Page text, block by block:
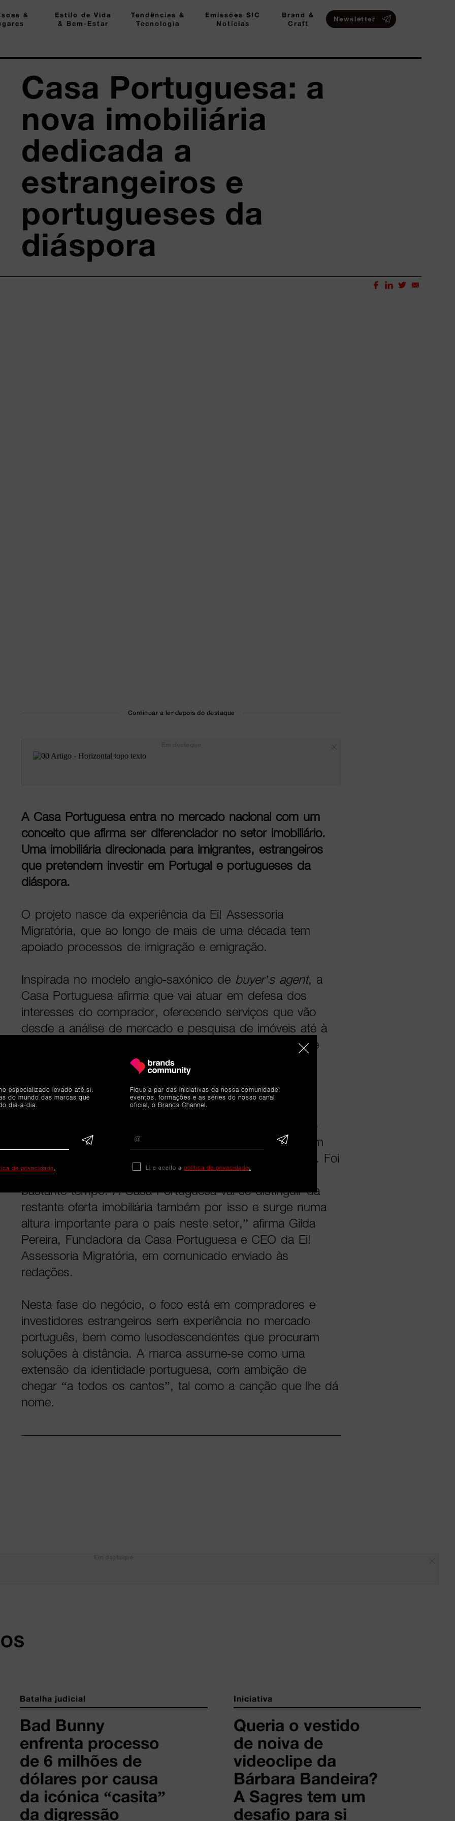
&
Estilo de Vida
& Bem-Estar
Tendências &
Tecnologia
Emissões SIC
Notícias
Brand &
Craft
Newsletter
Casa Portuguesa: a
nova imobiliária
dedicada a
estrangeiros e
portugueses da
diáspora
Continuar a ler depois do destaque
A Casa Portuguesa entra no mercado nacional com um
conceito que afirma ser diferenciador no setor imobiliário.
Uma imobiliária direcionada para imigrantes, estrangeiros
que pretendem investir em Portugal e portugueses da
diáspora.
O projeto nasce da experiência da Ei! Assessoria
Migratória, que ao longo de mais de uma década tem
apoiado processos de imigração e emigração.
Inspirada no modelo anglo-saxónico de buyer’s agent, a
Casa Portuguesa afirma que vai atuar em defesa dos
interesses do comprador, oferecendo serviços que vão
desde a análise de mercado e pesquisa de imóveis até à
e acompanhamento jurídico e
“Ao longo da última década, fui-me apercebendo que
grande parte dos estrangeiros e dos imigrantes que
recorreram aos serviços da EI! na sua mudança para o
nosso país, queriam mais. Confiavam em nós e queriam
que fôssemos também um apoio na aquisição de casa. Foi
assim que comecei a pensar nesta esta ideia durante
bastante tempo. A Casa Portuguesa vai-se distinguir da
restante oferta imobiliária também por isso e surge numa
altura importante para o país neste setor,” afirma Gilda
Pereira, Fundadora da Casa Portuguesa e CEO da Ei!
Assessoria Migratória, em comunicado enviado às
redações.
Nesta fase do negócio, o foco está em compradores e
investidores estrangeiros sem experiência no mercado
português, bem como lusodescendentes que procuram
soluções à distância. A marca assume-se como uma
extensão da identidade portuguesa, com ambição de
chegar “a todos os cantos”, tal como a canção que lhe dá
nome.
Batalha judicial
Bad Bunny
enfrenta processo
de 6 milhões de
dólares por causa
da icónica “casita”
da digressão
Iniciativa
Queria o vestido
de noiva de
videoclipe da
Bárbara Bandeira?
A Sagres tem um
desafio para si
especializado levado até si.
do mundo das marcas que
dia-a-dia.
de privacidade.
Fique a par das iniciativas da nossa comunidade:
eventos, formações e as séries do nosso canal
oficial, o Brands Channel.
Li e aceito a política de privacidade.